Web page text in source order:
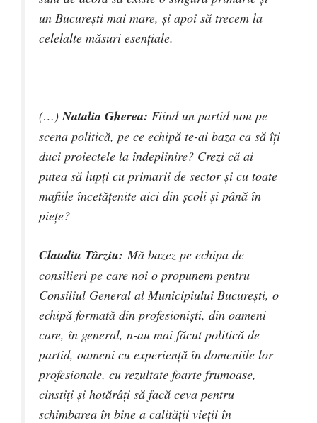
un București mai mare, și apoi să trecem la
celelalte măsuri esențiale.
(…)Natalia Gherea: Fiind un partid nou pe
scena politică, pe ce echipă te-ai baza ca să îți
duci proiectele la îndeplinire? Crezi că ai
putea să lupți cu primarii de sector și cu toate
mafiile încetățenite aici din școli și până în
piețe?
Claudiu Târziu: Mă bazez pe echipa de
consilieri pe care noi o propunem pentru
Consiliul General al Municipiului București, o
echipă formată din profesioniști, din oameni
care, în general, n-au mai făcut politică de
partid, oameni cu experiență în domeniile lor
profesionale, cu rezultate foarte frumoase,
cinstiți și hotărâți să facă ceva pentru
schimbarea în bine a calității vieții în